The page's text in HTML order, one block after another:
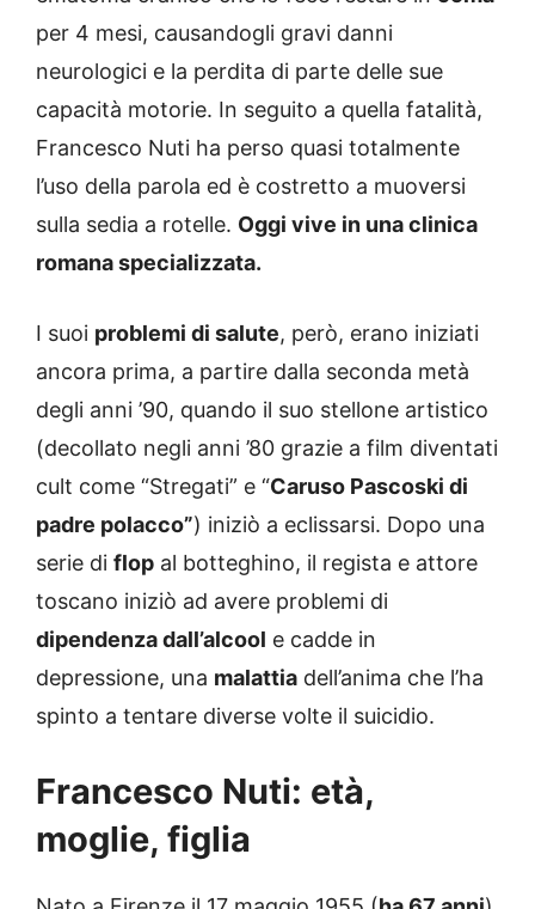
per 4 mesi, causandogli gravi danni
neurologici e la perdita di parte delle sue
capacità motorie. In seguito a quella fatalità,
Francesco Nuti ha perso quasi totalmente
l’uso della parola ed è costretto a muoversi
sulla sedia a rotelle. Oggi vive in una clinica
romana specializzata.
I suoi problemi di salute, però, erano iniziati
ancora prima, a partire dalla seconda metà
degli anni ’90, quando il suo stellone artistico
(decollato negli anni ’80 grazie a film diventati
cult come “Stregati” e “Caruso Pascoski di
padre polacco”) iniziò a eclissarsi. Dopo una
serie di flop al botteghino, il regista e attore
toscano iniziò ad avere problemi di
dipendenza dall’alcool e cadde in
depressione, una malattia dell’anima che l’ha
spinto a tentare diverse volte il suicidio.
Francesco Nuti: età,
moglie, figlia